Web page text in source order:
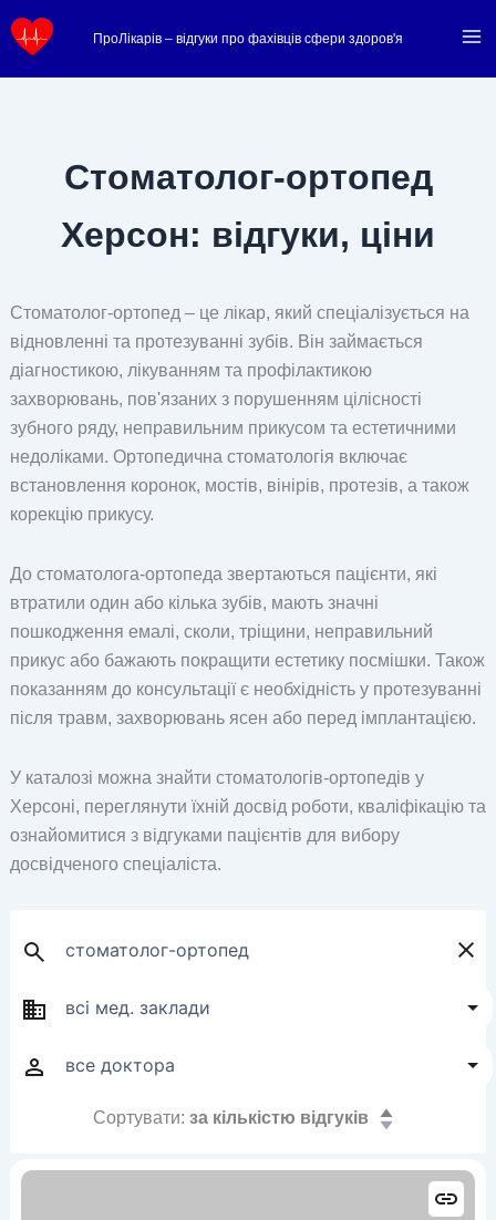
до
ПроЛікарів – відгуки про фахівців сфери здоров'я
Стоматолог-ортопед
Херсон: відгуки, ціни
Стоматолог-ортопед – це лікар, який спеціалізується на
відновленні та протезуванні зубів. Він займається
діагностикою, лікуванням та профілактикою
захворювань, пов'язаних з порушенням цілісності
зубного ряду, неправильним прикусом та естетичними
недоліками. Ортопедична стоматологія включає
встановлення коронок, мостів, вінірів, протезів, а також
корекцію прикусу.
До стоматолога-ортопеда звертаються пацієнти, які
втратили один або кілька зубів, мають значні
пошкодження емалі, сколи, тріщини, неправильний
прикус або бажають покращити естетику посмішки. Також
показанням до консультації є необхідність у протезуванні
після травм, захворювань ясен або перед імплантацією.
У каталозі можна знайти стоматологів-ортопедів у
Херсоні, переглянути їхній досвід роботи, кваліфікацію та
ознайомитися з відгуками пацієнтів для вибору
досвідченого спеціаліста.
Сортувати: за кількістю відгуків